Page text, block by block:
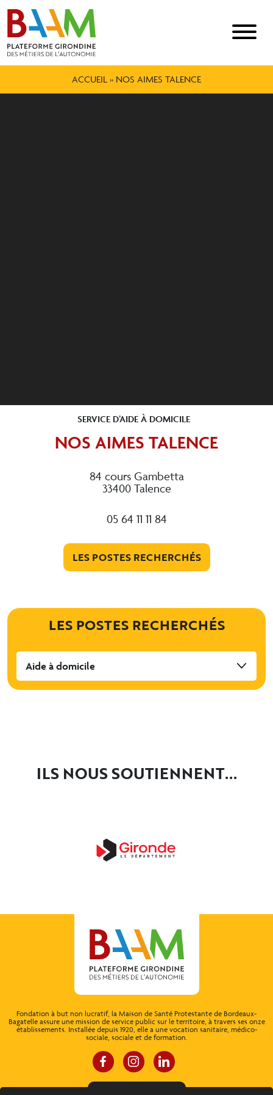
ACCUEIL » NOS AIMES TALENCE
SERVICE D’AIDE À DOMICILE
NOS AIMES TALENCE
84 cours Gambetta
33400 Talence
05 64 11 11 84
LES POSTES RECHERCHÉS
LES POSTES RECHERCHÉS
Aide à domicile
ILS NOUS SOUTIENNENT...
Fondation à but non lucratif, la Maison de Santé Protestante de Bordeaux-
Bagatelle assure une mission de service public sur le territoire, à travers ses onze
établissements. Installée depuis 1920, elle a une vocation sanitaire, médico-
sociale, sociale et de formation.